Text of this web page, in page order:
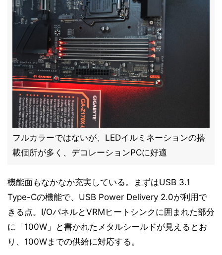
フルカラーではないが、LEDイルミネーションの搭
載個所が多く、デコレーションPCに好適
機能面もなかなか充実している。まずはUSB 3.1
Type-Cの機能で、USB Power Delivery 2.0が利用で
きる点。I/OパネルとVRMヒートシンクに囲まれた部分
に「100W」と書かれたメタルシールドが見えるとお
り、100Wまでの供給に対応する。